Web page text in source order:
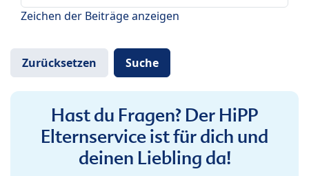
Zeichen der Beiträge anzeigen
Hast du Fragen? Der HiPP
Elternservice ist für dich und
deinen Liebling da!